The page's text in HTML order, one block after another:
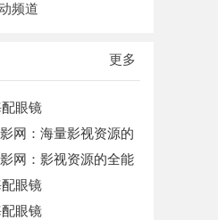
频道
更多
眼镜
网：海量影视资源的
网：影视资源的全能
眼镜
眼镜